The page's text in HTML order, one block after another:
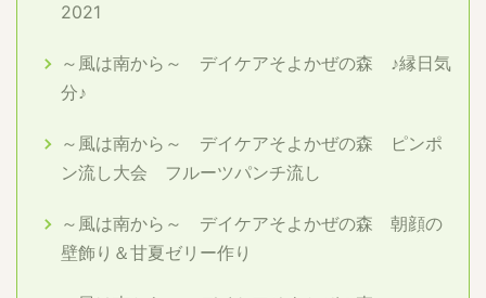
2021
～風は南から～ デイケアそよかぜの森 ♪縁日気
分♪
～風は南から～ デイケアそよかぜの森 ピンポ
ン流し大会 フルーツパンチ流し
～風は南から～ デイケアそよかぜの森 朝顔の
壁飾り＆甘夏ゼリー作り